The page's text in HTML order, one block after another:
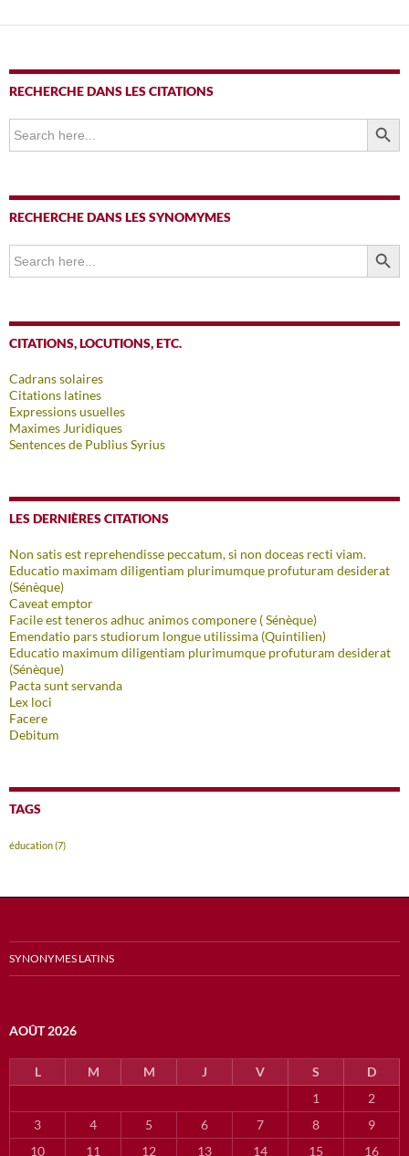
articles
RECHERCHE DANS LES CITATIONS
Search
for:
SEARCH
RECHERCHE DANS LES SYNOMYMES
Search
for:
SEARCH
CITATIONS, LOCUTIONS, ETC.
Cadrans solaires
Citations latines
Expressions usuelles
Maximes Juridiques
Sentences de Publius Syrius
LES DERNIÈRES CITATIONS
Non satis est reprehendisse peccatum, si non doceas recti viam.
Educatio maximam diligentiam plurimumque profuturam desiderat
(Sénèque)
Caveat emptor
Facile est teneros adhuc animos componere ( Sénèque)
Emendatio pars studiorum longue utilissima (Quintilien)
Educatio maximum diligentiam plurimumque profuturam desiderat
(Sénèque)
Pacta sunt servanda
Lex loci
Facere
Debitum
TAGS
éducation(7)
SYNONYMES LATINS
AOÛT 2026
L M M J V S
D
1
2
3
4 5 6 7 8
9
10
11 12 13 14 15 16